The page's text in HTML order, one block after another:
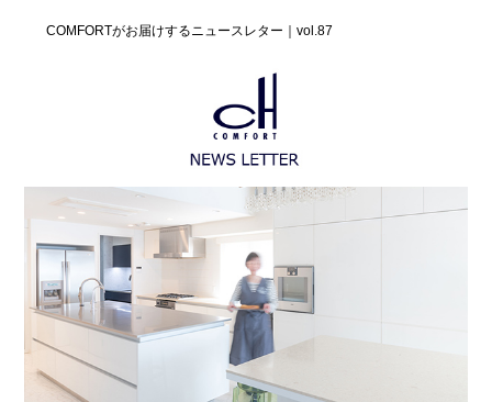
COMFORTがお届けするニュースレター｜vol.87